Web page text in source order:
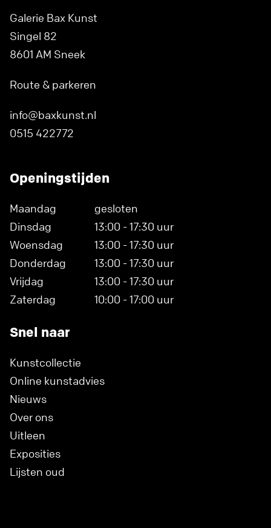
Galerie Bax Kunst
Singel 82
8601 AM Sneek
Route & parkeren
info@baxkunst.nl
0515 422772
Openingstijden
Maandag
gesloten
Dinsdag
13:00 - 17:30 uur
Woensdag
13:00 - 17:30 uur
Donderdag
13:00 - 17:30 uur
Vrijdag
13:00 - 17:30 uur
Zaterdag
10:00 - 17:00 uur
Snel naar
Kunstcollectie
Online kunstadvies
Nieuws
Over ons
Uitleen
Exposities
Lijsten oud